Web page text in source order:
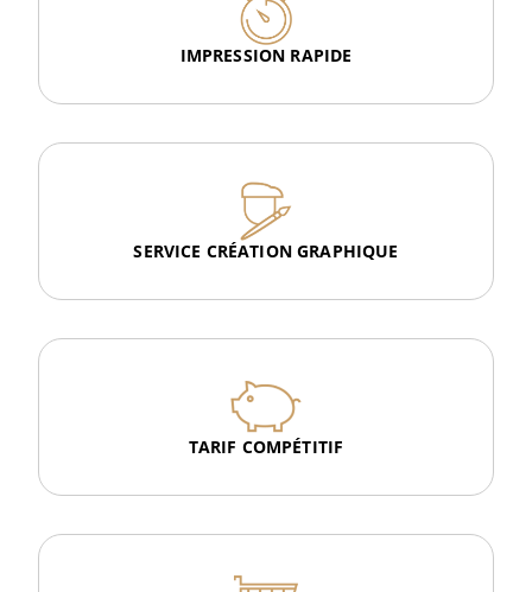
IMPRESSION RAPIDE
SERVICE CRÉATION GRAPHIQUE
TARIF COMPÉTITIF